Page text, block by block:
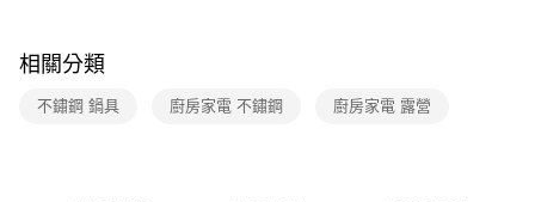
由本公司與您本人進行分期帳單所需資料之確認、核對及更正。
相關分類
不鏽鋼 鍋具 廚房家電 不鏽鋼 廚房家電 露營